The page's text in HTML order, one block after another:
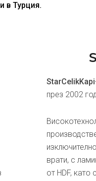
в Турция.
през 2002
врати, с
от HDF, като